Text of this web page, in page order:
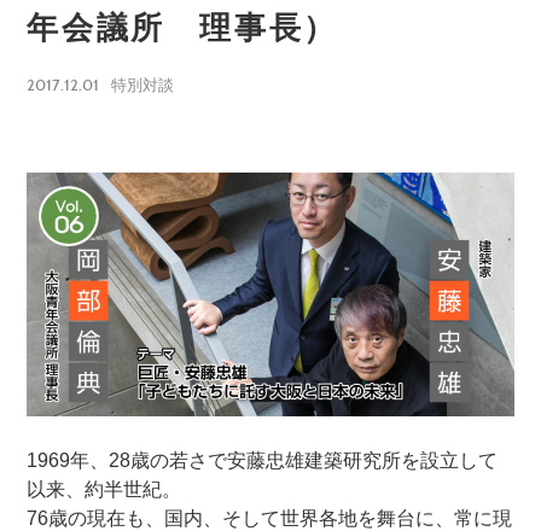
年会議所 理事長）
2017.12.01 特別対談
1969年、28歳の若さで安藤忠雄建築研究所を設立して
以来、約半世紀。
76歳の現在も、国内、そして世界各地を舞台に、常に現